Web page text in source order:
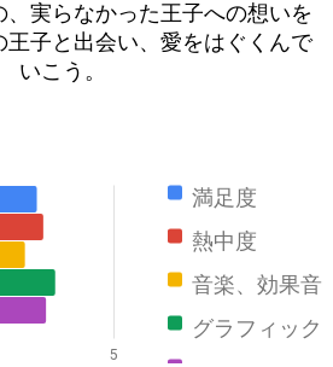
実らなかった王子への想いを
子と出会い、愛をはぐくんで
いこう。
満足度
熱中度
音楽、効果音
グラフィック
5